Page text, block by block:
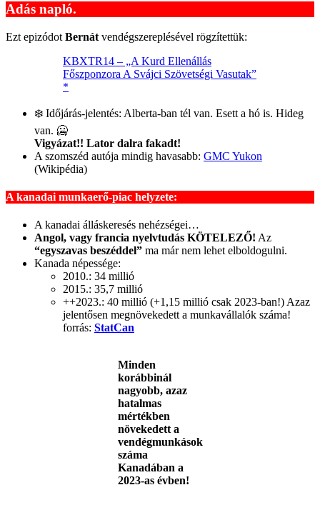
Adás napló.
Ezt epizódot Bernát vendégszereplésével rögzítettük:
KBXTR14 – „A Kurd Ellenállás
Főszponzora A Svájci Szövetségi Vasutak”
*
❄️ Időjárás-jelentés: Alberta-ban tél van. Esett a hó is. Hideg
van. 🥶
Vigyázat!! Lator dalra fakadt!
A szomszéd autója mindig havasabb: GMC Yukon
(Wikipédia)
A kanadai munkaerő-piac helyzete:
A kanadai álláskeresés nehézségei…
Angol, vagy francia nyelvtudás KÖTELEZŐ! Az
“egyszavas beszéddel” ma már nem lehet elboldogulni.
Kanada népessége:
2010.: 34 millió
2015.: 35,7 millió
++2023.: 40 millió (+1,15 millió csak 2023-ban!) Azaz
jelentősen megnövekedett a munkavállalók száma!
forrás: StatCan
Minden
korábbinál
nagyobb, azaz
hatalmas
mértékben
növekedett a
vendégmunkások
száma
Kanadában a
2023-as évben!